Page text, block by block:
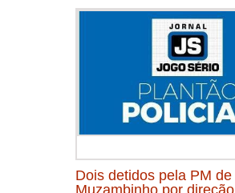
Dois detidos pela PM de
Muzambinho por direção